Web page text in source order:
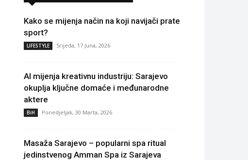
Kako se mijenja način na koji navijači prate
sport?
LIFESTYLE Srijeda, 17 Juna, 2026
AI mijenja kreativnu industriju: Sarajevo
okuplja ključne domaće i međunarodne
aktere
BiH Ponedjeljak, 30 Marta, 2026
Masaža Sarajevo – popularni spa ritual
jedinstvenog Amman Spa iz Sarajeva